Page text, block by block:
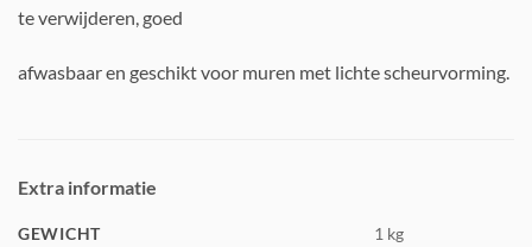
te verwijderen, goed
afwasbaar en geschikt voor muren met lichte scheurvorming.
Extra informatie
GEWICHT 1 kg